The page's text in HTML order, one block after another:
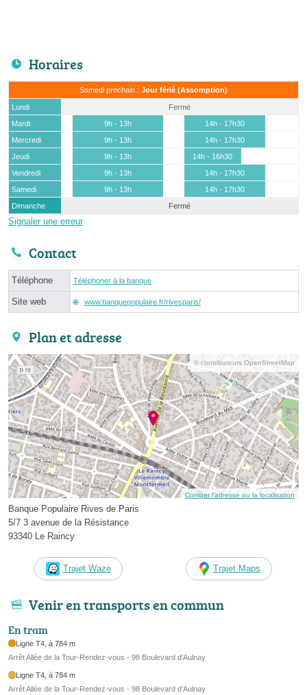
Horaires
Samedi prochain : Jour férié (Assomption)
Lundi
Fermé
Mardi
9h - 13h
14h - 17h30
Mercredi
9h - 13h
14h - 17h30
Jeudi
9h - 13h
14h - 16h30
Vendredi
9h - 13h
14h - 17h30
Samedi
9h - 13h
14h - 17h30
Dimanche
Fermé
Signaler une erreur
Contact
Téléphone Téléphoner à la banque
Site web www.banquepopulaire.fr/rivesparis/
Plan et adresse
© contributeurs OpenStreetMap
Corriger l’adresse ou la localisation
Banque Populaire Rives de Paris
5/7 3 avenue de la Résistance
93340 Le Raincy
Trajet Waze Trajet Maps
Venir en transports en commun
En tram
Ligne T4, à 784 m
Arrêt Allée de la Tour-Rendez-vous - 98 Boulevard d'Aulnay
Ligne T4, à 784 m
Arrêt Allée de la Tour-Rendez-vous - 98 Boulevard d’Aulnay